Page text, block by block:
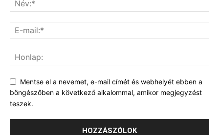
Mentse el a nevemet, e-mail címét és webhelyét ebben a
böngészőben a következő alkalommal, amikor megjegyzést
teszek.